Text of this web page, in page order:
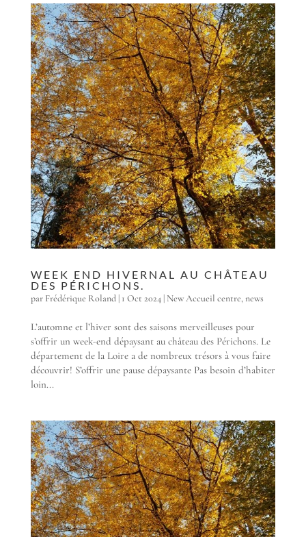
WEEK END HIVERNAL AU CHÂTEAU
DES PÉRICHONS.
par Frédérique Roland| 1 Oct 2024| New Accueil centre,news
L’automne et l’hiver sont des saisons merveilleuses pour
s’offrir un week-end dépaysant au château des Périchons. Le
département de la Loire a de nombreux trésors à vous faire
découvrir! S’offrir une pause dépaysante Pas besoin d’habiter
loin...